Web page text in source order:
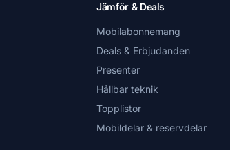
Jämför & Deals
Mobilabonnemang
Deals & Erbjudanden
Presenter
Hållbar teknik
Topplistor
Mobildelar & reservdelar